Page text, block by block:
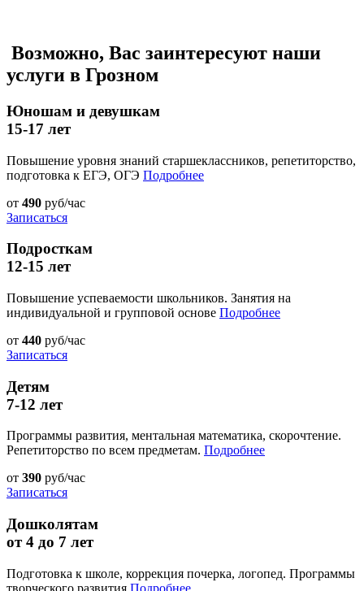
Возможно, Вас заинтересуют наши
услуги в Грозном
Юношам и девушкам
15-17 лет
Повышение уровня знаний старшеклассников, репетиторство,
подготовка к ЕГЭ, ОГЭ Подробнее
от 490 руб/час
Записаться
Подросткам
12-15 лет
Повышение успеваемости школьников. Занятия на
индивидуальной и групповой основе Подробнее
от 440 руб/час
Записаться
Детям
7-12 лет
Программы развития, ментальная математика, скорочтение.
Репетиторство по всем предметам. Подробнее
от 390 руб/час
Записаться
Дошколятам
от 4 до 7 лет
Подготовка к школе, коррекция почерка, логопед. Программы
творческого развития Подробнее